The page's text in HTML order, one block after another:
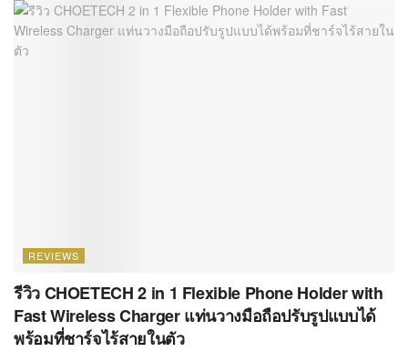
REVIEWS
รีวิว CHOETECH 2 in 1 Flexible Phone Holder with
Fast Wireless Charger แท่นวางมือถือปรับรูปแบบได้
พร้อมที่ชาร์จไร้สายในตัว